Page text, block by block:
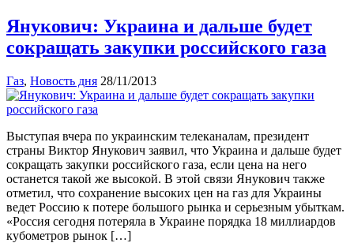
Янукович: Украина и дальше будет
сокращать закупки российского газа
Газ, Новость дня 28/11/2013
Выступая вчера по украинским телеканалам, президент
страны Виктор Янукович заявил, что Украина и дальше будет
сокращать закупки российского газа, если цена на него
останется такой же высокой. В этой связи Янукович также
отметил, что сохранение высоких цен на газ для Украины
ведет Россию к потере большого рынка и серьезным убыткам.
«Россия сегодня потеряла в Украине порядка 18 миллиардов
кубометров рынок […]